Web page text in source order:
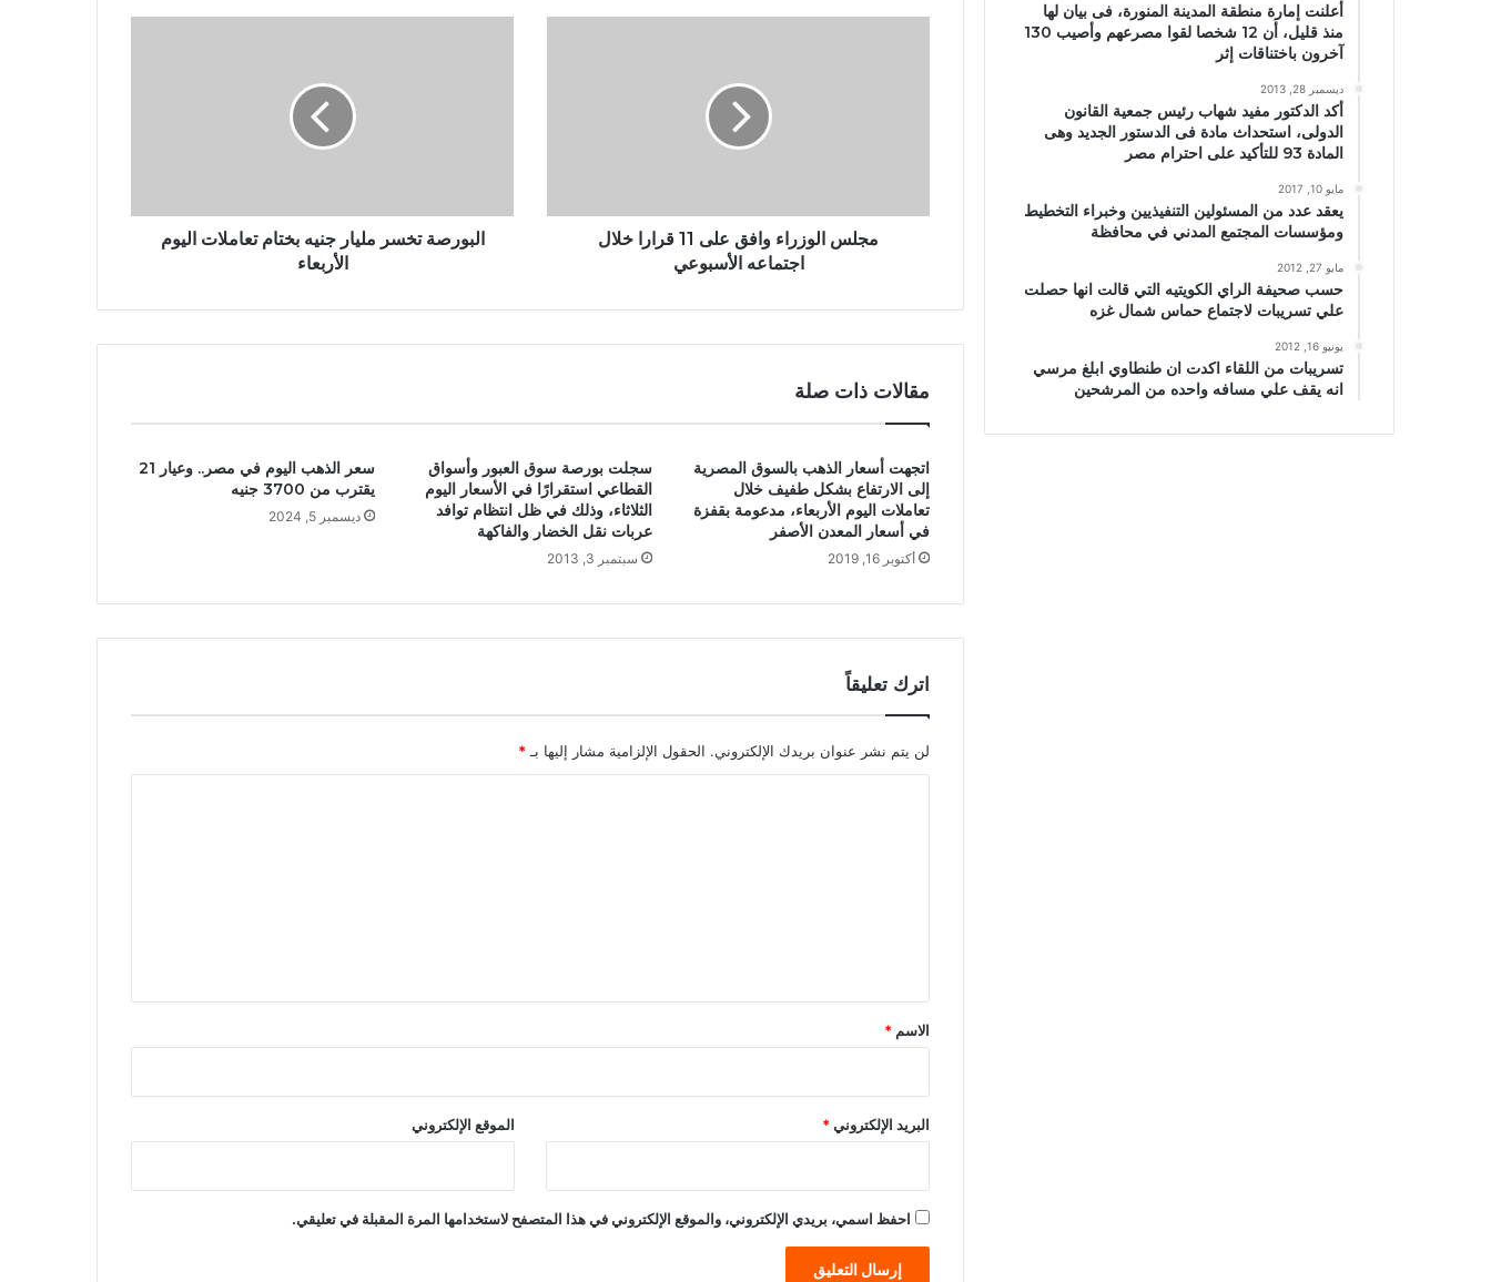
مجلس الوزراء وافق على 11 قرارا خلال
اجتماعه الأسبوعي
البورصة تخسر مليار جنيه بختام تعاملات اليوم
الأربعاء
مقالات ذات صلة
اتجهت أسعار الذهب بالسوق المصرية
إلى الارتفاع بشكل طفيف خلال
تعاملات اليوم الأربعاء، مدعومة بقفزة
في أسعار المعدن الأصفر
أكتوبر 16, 2019
سجلت بورصة سوق العبور وأسواق
القطاعي استقرارًا في الأسعار اليوم
الثلاثاء، وذلك في ظل انتظام توافد
عربات نقل الخضار والفاكهة
سبتمبر 3, 2013
سعر الذهب اليوم في مصر.. وعيار 21
يقترب من 3700 جنيه
ديسمبر 5, 2024
اترك تعليقاً
لن يتم نشر عنوان بريدك الإلكتروني. الحقول الإلزامية مشار إليها بـ *
*
الاسم *
البريد الإلكتروني* الموقع الإلكتروني
احفظ اسمي، بريدي الإلكتروني، والموقع الإلكتروني في هذا المتصفح لاستخدامها المرة المقبلة في تعليقي.
أعلنت إمارة منطقة المدينة المنورة، فى بيان لها
منذ قليل، أن 12 شخصا لقوا مصرعهم وأصيب 130
آخرون باختناقات إثر
ديسمبر 28, 2013
أكد الدكتور مفيد شهاب رئيس جمعية القانون
الدولى، استحداث مادة فى الدستور الجديد وهى
المادة 93 للتأكيد على احترام مصر
مايو 10, 2017
يعقد عدد من المسئولين التنفيذيين وخبراء التخطيط
ومؤسسات المجتمع المدني في محافظة
مايو 27, 2012
حسب صحيفة الراي الكويتيه التي قالت انها حصلت
علي تسريبات لاجتماع حماس شمال غزه
يونيو 16, 2012
تسريبات من اللقاء اكدت ان طنطاوي ابلغ مرسي
انه يقف علي مسافه واحده من المرشحين